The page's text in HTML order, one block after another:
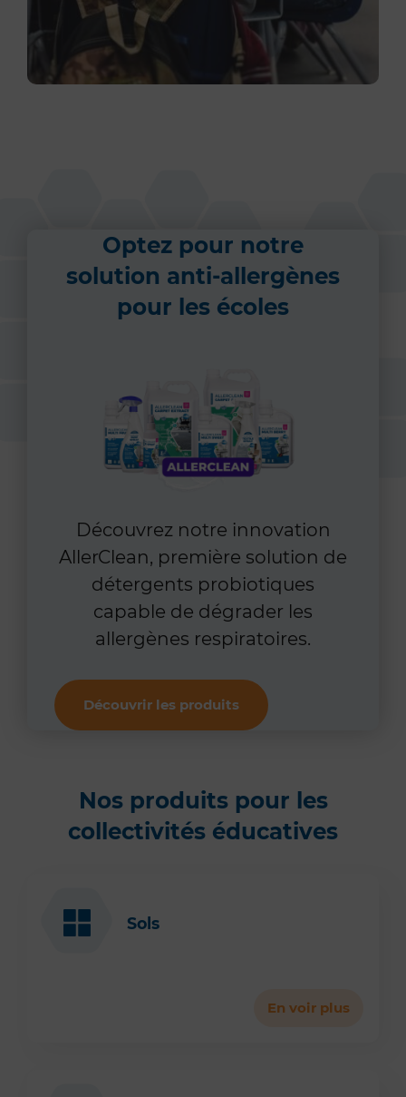
Optez pour notre
solution anti-allergènes
pour les écoles
Découvrez notre innovation
AllerClean, première solution de
détergents probiotiques
capable de dégrader les
allergènes respiratoires.
Découvrir les produits
Nos produits pour les
collectivités éducatives
Sols
En voir plus